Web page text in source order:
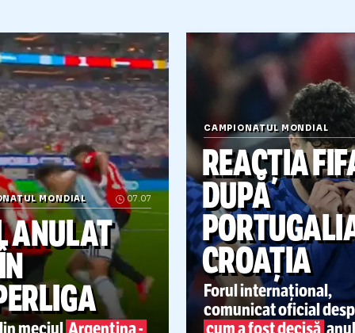
12.07
ASALVAT-OPE
Intervenție
din cabină:un
a izbucnit în
după ce a fost
tocmai când
lui îi domina pe
& comp
VAR-ul a
MONDIAL
12.07
CALIFICARE
CONTROVERSATĂ VIDEO.
Primul gol al lui
Bellingham cu Norvegia
putea fi anulat!Un fost
arbitru a analizat faza:
„VAR trebuia să
intervină!” + reacția FIFA
-